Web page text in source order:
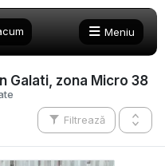
Meniu
Galati, zona Micro 38
Filtrează